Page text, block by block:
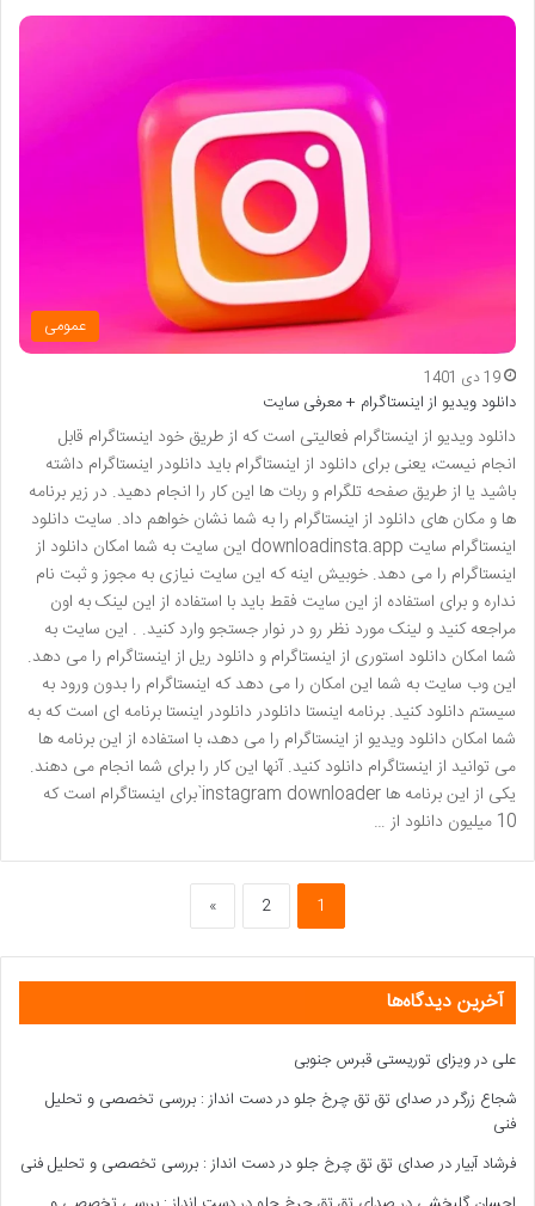
عمومی
19 دی 1401
دانلود ویدیو از اینستاگرام + معرفی سایت
دانلود ویدیو از اینستاگرام فعالیتی است که از طریق خود اینستاگرام قابل
انجام نیست، یعنی برای دانلود از اینستاگرام باید دانلودر اینستاگرام داشته
باشید یا از طریق صفحه تلگرام و ربات ها این کار را انجام دهید. در زیر برنامه
ها و مکان های دانلود از اینستاگرام را به شما نشان خواهم داد. سایت دانلود
اینستاگرام سایت downloadinsta.app این سایت به شما امکان دانلود از
اینستاگرام را می دهد. خوبیش اینه که این سایت نیازی به مجوز و ثبت نام
نداره و برای استفاده از این سایت فقط باید با استفاده از این لینک به اون
مراجعه کنید و لینک مورد نظر رو در نوار جستجو وارد کنید. . این سایت به
شما امکان دانلود استوری از اینستاگرام و دانلود ریل از اینستاگرام را می دهد.
این وب سایت به شما این امکان را می دهد که اینستاگرام را بدون ورود به
سیستم دانلود کنید. برنامه اینستا دانلودر دانلودر اینستا برنامه ای است که به
شما امکان دانلود ویدیو از اینستاگرام را می دهد، با استفاده از این برنامه ها
می توانید از اینستاگرام دانلود کنید. آنها این کار را برای شما انجام می دهند.
یکی از این برنامه ها ìnstagram downloader برای اینستاگرام است که
10 میلیون دانلود از …
1
2
»
آخرین دیدگاه‌ها
علی درویزای توریستی قبرس جنوبی
شجاع زرگردرصدای تق تق چرخ جلو در دست انداز : بررسی تخصصی و تحلیل
فنی
فرشاد آبیاردرصدای تق تق چرخ جلو در دست انداز : بررسی تخصصی و تحلیل فنی